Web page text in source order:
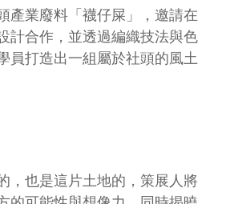
產業廢料「襪仔屎」，邀請在
計合作，並透過編織技法與色
員打造出一組屬於社頭的風土
，也是這片土地的，策展人將